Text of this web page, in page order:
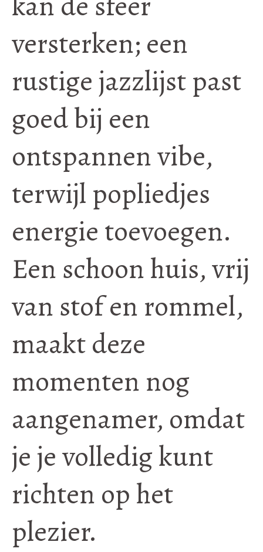
versterken; een
rustige jazzlijst past
goed bij een
ontspannen vibe,
terwijl popliedjes
energie toevoegen.
Een schoon huis, vrij
van stof en rommel,
maakt deze
momenten nog
aangenamer, omdat
je je volledig kunt
richten op het
plezier.